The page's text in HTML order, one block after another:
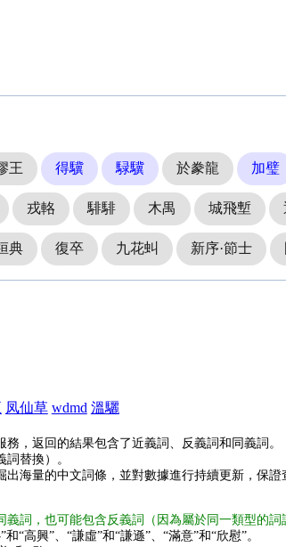
王 得驥 騄驥 於豢龍 加璧
戎輅 騑騑 木禺 城飛塹
典 復卒 九花虯 新序·節士
凤仙草 wdmd 溫驪
，返回的結果包含了近義詞、反義詞和同義詞。
替換）。
海量的中文詞條，並對數據進行持續更新，保證
詞，也可能包含反義詞（因為屬於同一類型的詞
“高興”、“謙虛”和“謙遜”、“滿意”和“欣慰”。